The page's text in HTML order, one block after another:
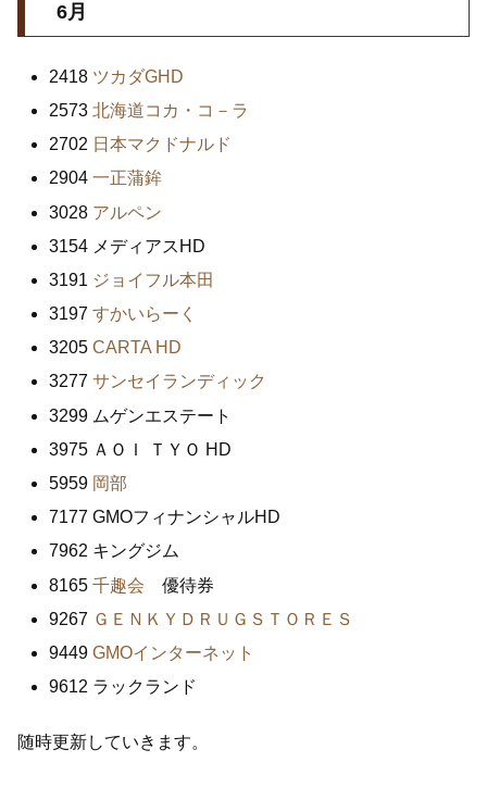
6月
2418 ツカダGHD
2573北海道コカ・コ－ラ
2702 日本マクドナルド
2904一正蒲鉾
3028 アルペン
3154 メディアスHD
3191 ジョイフル本田
3197すかいらーく
3205CARTA HD
3277サンセイランディック
3299 ムゲンエステート
3975 ＡＯＩ ＴＹＯ HD
5959 岡部
7177 GMOフィナンシャルHD
7962 キングジム
8165千趣会 優待券
9267 ＧＥＮＫＹＤＲＵＧＳＴＯＲＥＳ
9449GMOインターネット
9612 ラックランド
随時更新していきます。